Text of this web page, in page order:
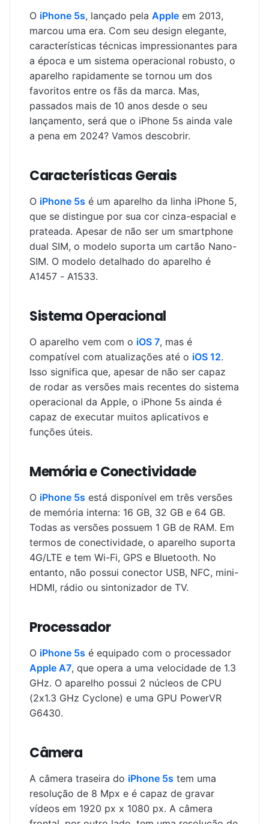
O iPhone 5s, lançado pela Apple em 2013,
marcou uma era. Com seu design elegante,
características técnicas impressionantes para
a época e um sistema operacional robusto, o
aparelho rapidamente se tornou um dos
favoritos entre os fãs da marca. Mas,
passados mais de 10 anos desde o seu
lançamento, será que o iPhone 5s ainda vale
a pena em 2024? Vamos descobrir.
Características Gerais
O iPhone 5s é um aparelho da linha iPhone 5,
que se distingue por sua cor cinza-espacial e
prateada. Apesar de não ser um smartphone
dual SIM, o modelo suporta um cartão Nano-
SIM. O modelo detalhado do aparelho é
A1457 - A1533.
Sistema Operacional
O aparelho vem com o iOS 7, mas é
compatível com atualizações até o iOS 12.
Isso significa que, apesar de não ser capaz
de rodar as versões mais recentes do sistema
operacional da Apple, o iPhone 5s ainda é
capaz de executar muitos aplicativos e
funções úteis.
Memória e Conectividade
O iPhone 5s está disponível em três versões
de memória interna: 16 GB, 32 GB e 64 GB.
Todas as versões possuem 1 GB de RAM. Em
termos de conectividade, o aparelho suporta
4G/LTE e tem Wi-Fi, GPS e Bluetooth. No
entanto, não possui conector USB, NFC, mini-
HDMI, rádio ou sintonizador de TV.
Processador
O iPhone 5s é equipado com o processador
Apple A7, que opera a uma velocidade de 1.3
GHz. O aparelho possui 2 núcleos de CPU
(2x1.3 GHz Cyclone) e uma GPU PowerVR
G6430.
Câmera
A câmera traseira do iPhone 5s tem uma
resolução de 8 Mpx e é capaz de gravar
vídeos em 1920 px x 1080 px. A câmera